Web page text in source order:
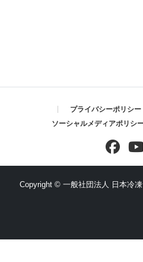
プライバシーポリシー
ソーシャルメディアポリシ
Copyright © 一般社団法人 日本冷